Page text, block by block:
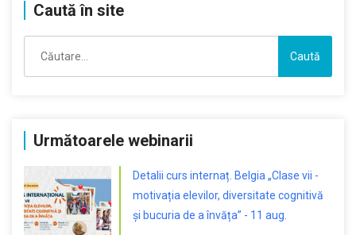
Caută în site
după:
Următoarele webinarii
Detalii curs internaț. Belgia „Clase vii -
motivația elevilor, diversitate cognitivă
și bucuria de a învăța” - 11 aug.